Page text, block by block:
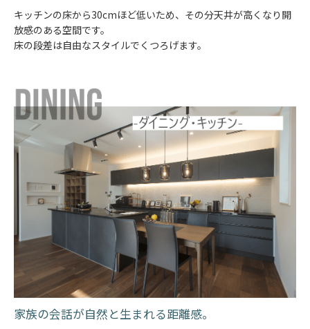
キッチンの床から30cmほど低いため、その分天井が高くなり開
放感のある空間です。
床の段差は自由なスタイルでくつろげます。
家族の会話が自然と生まれる距離感。